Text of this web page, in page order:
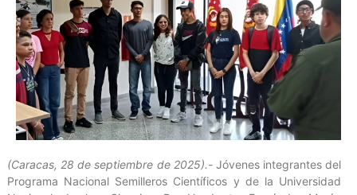
(Caracas, 28 de septiembre de 2025).- Jóvenes integrantes del
Programa Nacional Semilleros Científicos y de la Universidad